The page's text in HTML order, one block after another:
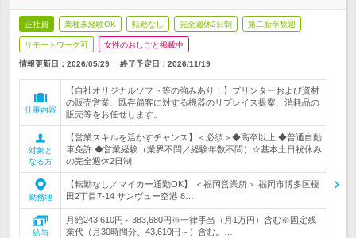
正社員 業種未経験OK 転勤なし 完全週休2日制 第二新卒歓迎
リモートワーク可 女性のおしごと掲載中
情報更新日：2026/05/29 終了予定日： 2026/11/19
仕事内容
【自社オリジナルソフト等の強みあり！】プリンターおよび資材
の販売営業、既存顧客に対する機器のリプレイス提案、消耗品の
販売等をお任せします。
対象と
なる方
【営業スキルを活かすチャンス】＜必須＞◆高卒以上 ◆普通自動
車免許 ◆営業経験（業界不問／経験年数不問）☆基本土日祝休み
の完全週休2日制
勤務地
【転勤なし／マイカー通勤OK】 ＜福岡営業所＞ 福岡市博多区榎
田2丁目7-14 サンヴュー空港 8…
給与
月給243,610円～383,680円※一律手当（月1万円）含む※固定残
業代（月30時間分、43,610円～）含む。…